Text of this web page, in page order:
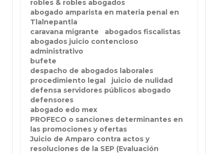
robles & robles abogados
abogado amparista en materia penal en
Tlalnepantla
caravana migrante
abogados fiscalistas
abogados juicio contencioso
administrativo
bufete
despacho de abogados laborales
procedimiento legal
juicio de nulidad
defensa servidores públicos abogado
defensores
abogado edo mex
PROFECO o sanciones determinantes en
las promociones y ofertas
Juicio de Amparo contra actos y
resoluciones de la SEP (Evaluación